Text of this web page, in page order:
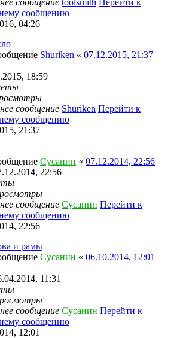
сообщению
04:26
Shuriken « 07.12.2015, 21:37
18:59
сообщение Shuriken Перейти к
сообщению
21:37
Сусанин « 07.12.2014, 22:56
22:56
сообщение Сусанин Перейти к
сообщению
22:56
и рамы
Сусанин « 06.10.2014, 12:01
11:31
сообщение Сусанин Перейти к
сообщению
12:01